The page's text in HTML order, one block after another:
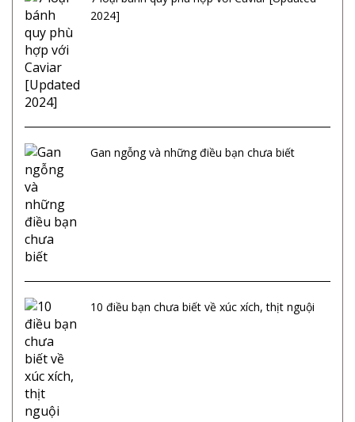
2024]
Gan ngỗng và những điều bạn chưa biết
10 điều bạn chưa biết về xúc xích, thịt nguội